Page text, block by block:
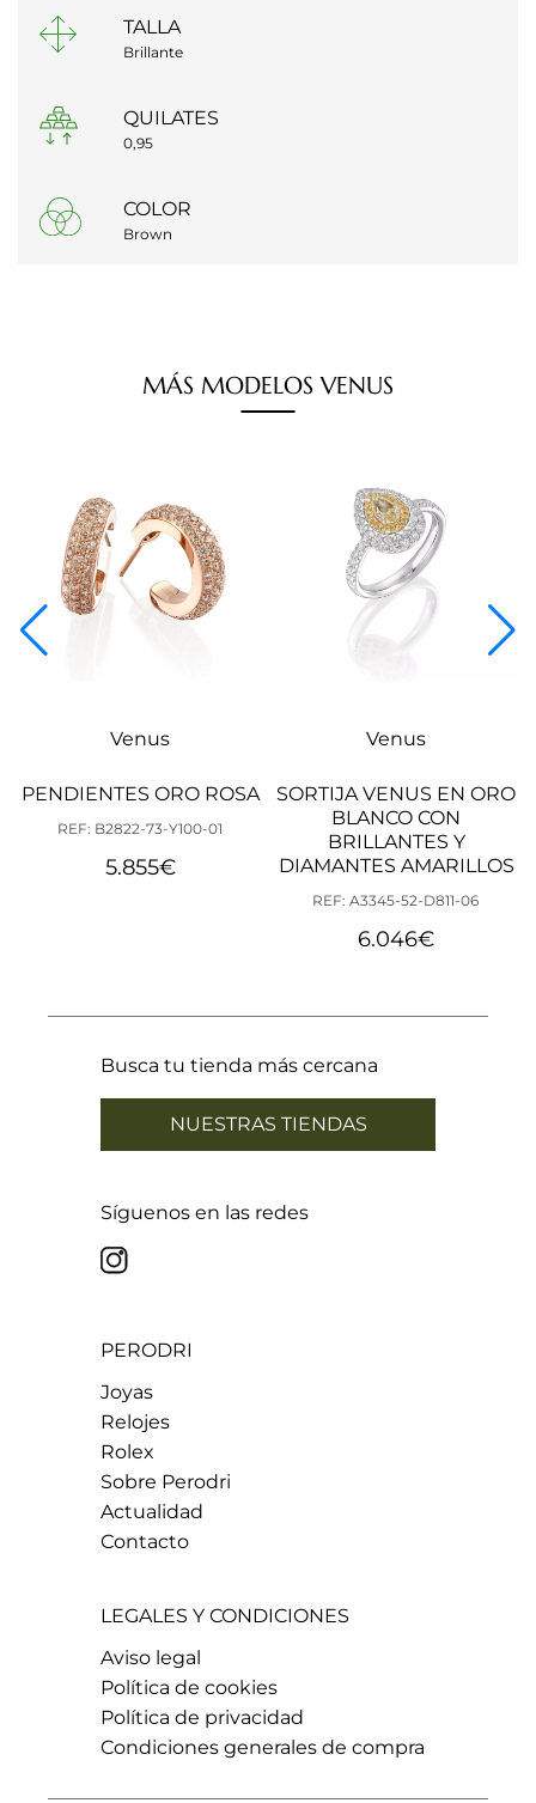
TALLA
Brillante
QUILATES
0,95
COLOR
Brown
MÁS MODELOS VENUS
Venus
PENDIENTES ORO ROSA
REF: B2822-73-Y100-01
5.855€
Venus
SORTIJA VENUS EN ORO
BLANCO CON
BRILLANTES Y
DIAMANTES AMARILLOS
REF: A3345-52-D811-06
6.046€
Busca tu tienda más cercana
NUESTRAS TIENDAS
Síguenos en las redes
PERODRI
Joyas
Relojes
Rolex
Sobre Perodri
Actualidad
Contacto
LEGALES Y CONDICIONES
Aviso legal
Política de cookies
Política de privacidad
Condiciones generales de compra